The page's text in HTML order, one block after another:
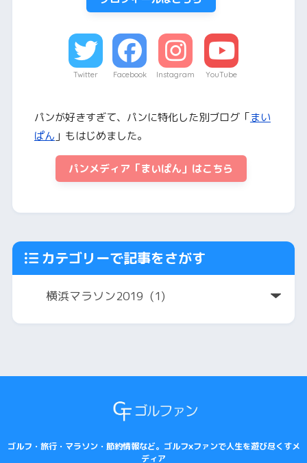
Twitter Facebook Instagram YouTube
パンが好きすぎて、パンに特化した別ブログ「まい
ぱん 」もはじめました。
パンメディア「まいぱん」はこちら
カテゴリーで記事をさがす
ゴルフ・旅行・マラソン・節約情報など。ゴルフ×ファンで人生を遊び尽くすメ
ディア